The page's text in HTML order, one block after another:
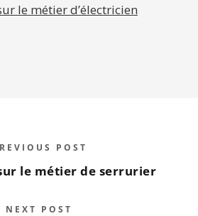
le métier d’électricien
POST
le métier de serrurier
NEXT POST